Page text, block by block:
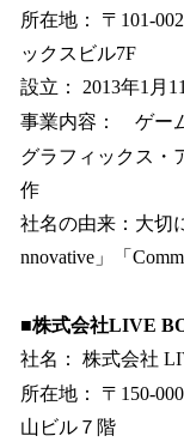
所在地： 〒101-
ックスビル7F
設立： 2013年1月
事業内容： ゲー
グラフィックス・
作
社名の由来：大切
nnovative」「
■株式会社LIVE
社名： 株式会社
所在地： 〒150-
山ビル７階